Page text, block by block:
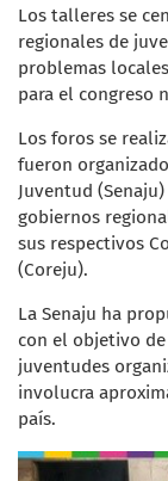
Los talleres se
regionales de
problemas
para el congreso
Los foros se
fueron
Juventud
gobiernos
sus respectivos
(Coreju).
La Senaju ha
con el objetivo
juventudes
involucra
país.